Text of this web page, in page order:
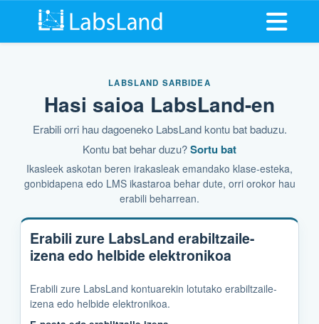
Ireki
LABSLAND SARBIDEA
Hasi saioa LabsLand-en
Erabili orri hau dagoeneko LabsLand kontu bat baduzu.
Kontu bat behar duzu?Sortu bat
Ikasleek askotan beren irakasleak emandako klase-esteka,
gonbidapena edo LMS ikastaroa behar dute, orri orokor hau
erabili beharrean.
Erabili zure LabsLand erabiltzaile-
izena edo helbide elektronikoa
Erabili zure LabsLand kontuarekin lotutako erabiltzaile-
izena edo helbide elektronikoa.